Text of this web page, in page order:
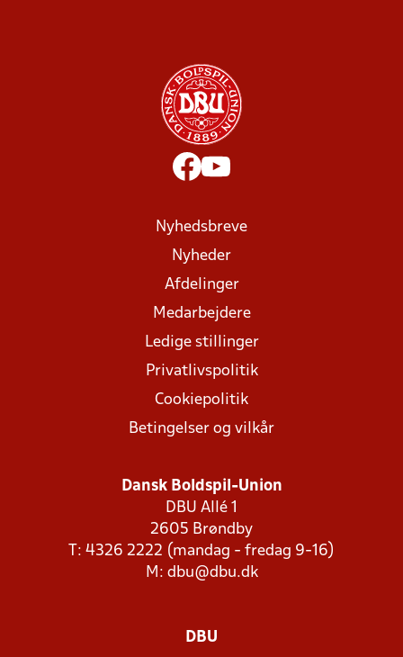
Nyhedsbreve
Nyheder
Afdelinger
Medarbejdere
Ledige stillinger
Privatlivspolitik
Cookiepolitik
Betingelser og vilkår
Dansk Boldspil-Union
DBU Allé 1
2605 Brøndby
T: 4326 2222 (mandag - fredag 9-16)
M: dbu@dbu.dk
DBU